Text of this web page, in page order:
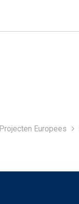
Projecten Europees